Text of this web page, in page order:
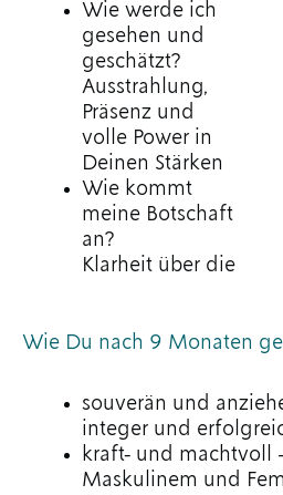
Wie werde ich
gesehen und
geschätzt?
Ausstrahlung,
Präsenz und
volle Power in
Deinen Stärken
Wie kommt
meine Botschaft
an?
Klarheit über die
Wie Du nach 9 Monaten
souverän und
integer und
kraft- und machtvoll
Maskulinem und